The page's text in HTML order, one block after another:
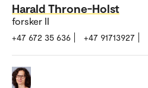
Harald Throne-Holst
forsker II
+47 672 35 636 +47 91713927